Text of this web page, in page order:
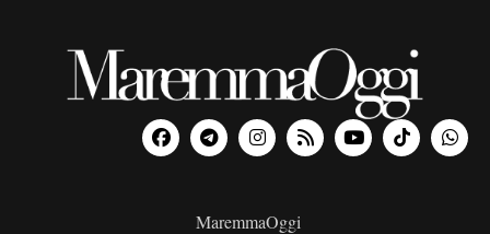
MaremmaOggi